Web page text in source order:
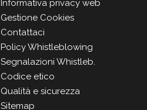
Informativa privacy web
Gestione Cookies
Contattaci
Policy Whistleblowing
Segnalazioni Whistleb.
Codice etico
Qualità e sicurezza
Sitemap